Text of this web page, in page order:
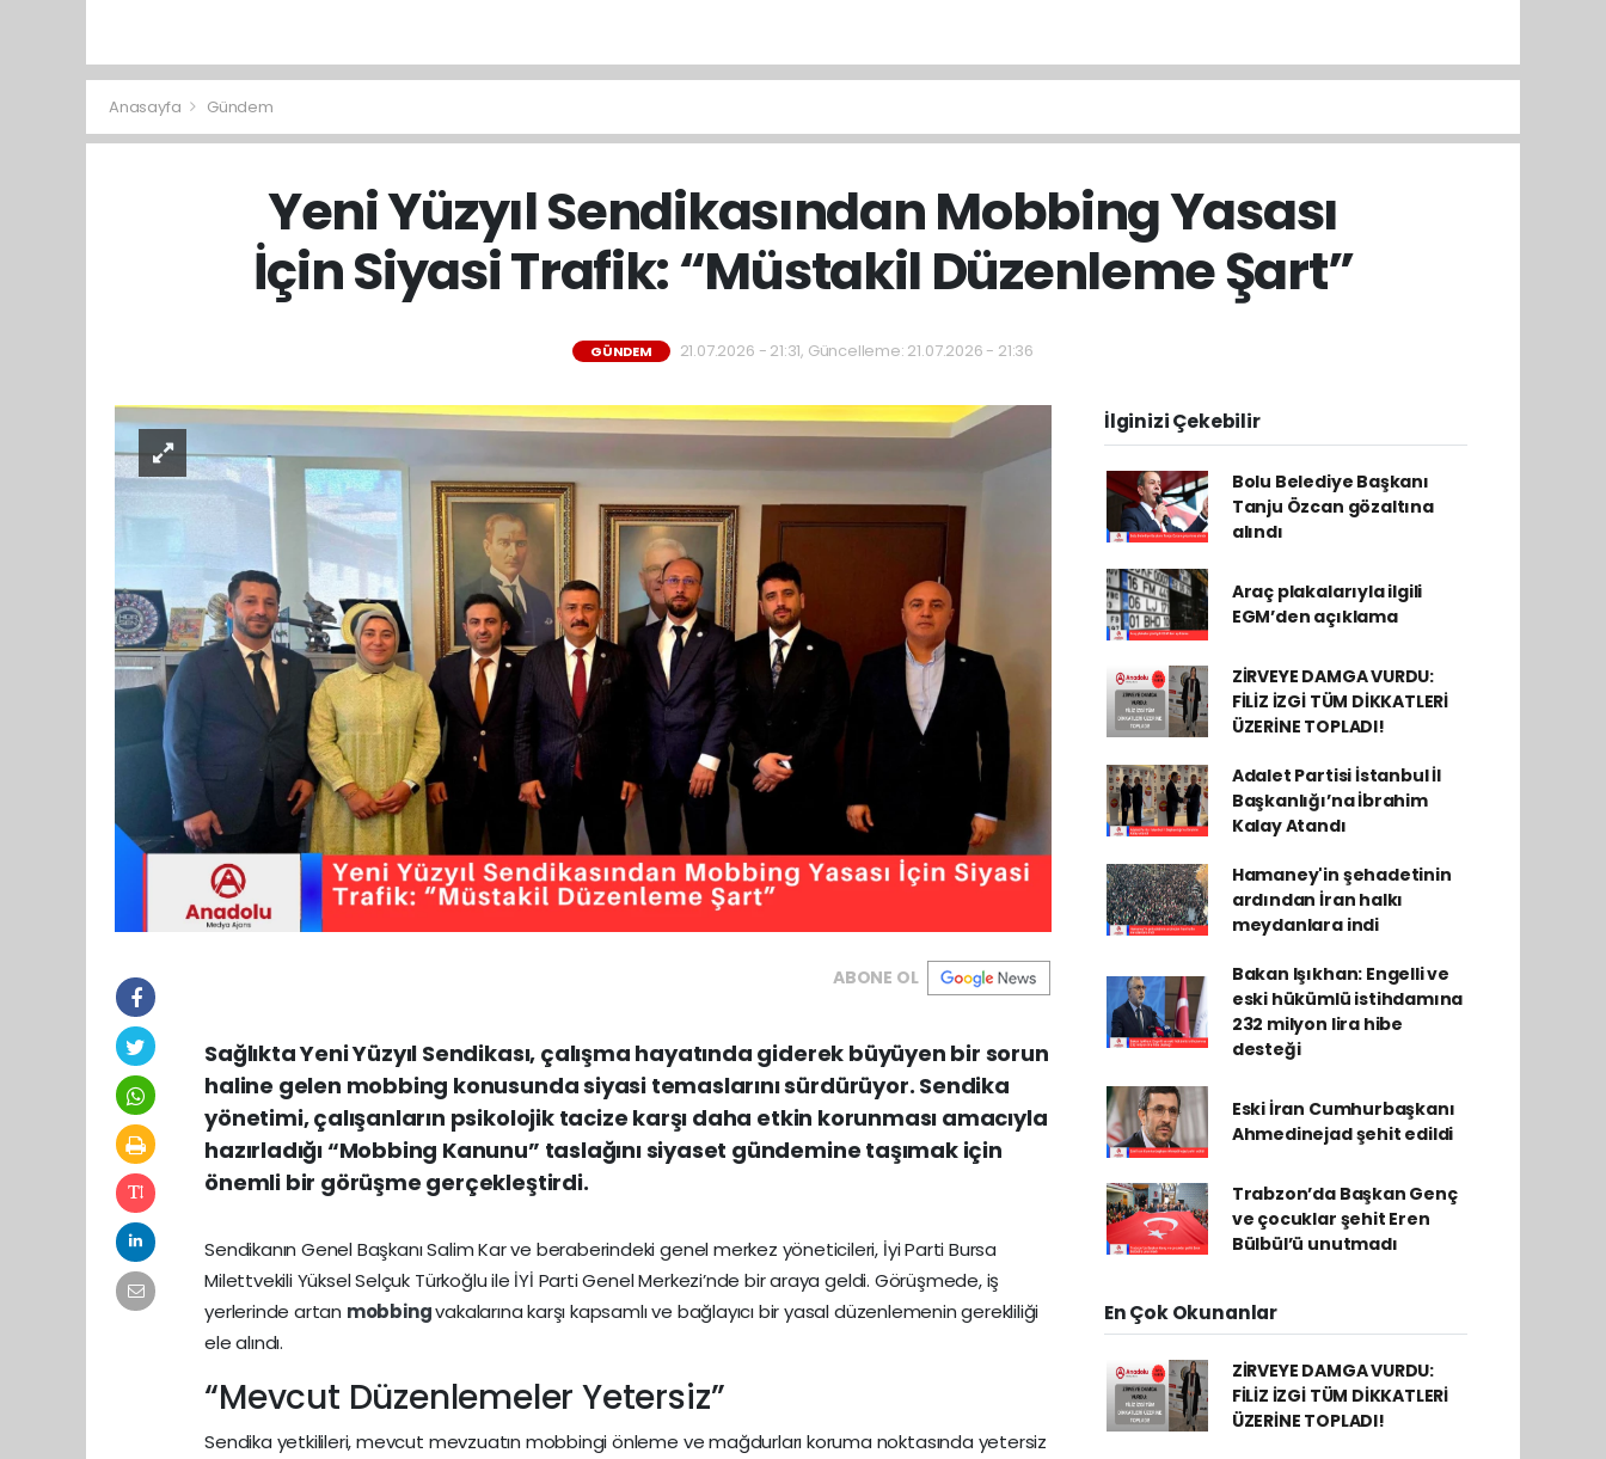
Anasayfa Gündem
Yeni Yüzyıl Sendikasından Mobbing Yasası
İçin Siyasi Trafik: “Müstakil Düzenleme Şart”
GÜNDEM 21.07.2026 - 21:31, Güncelleme: 21.07.2026 - 21:36
ABONE OL
Sağlıkta Yeni Yüzyıl Sendikası, çalışma hayatında giderek büyüyen bir sorun
haline gelen mobbing konusunda siyasi temaslarını sürdürüyor. Sendika
yönetimi, çalışanların psikolojik tacize karşı daha etkin korunması amacıyla
hazırladığı “Mobbing Kanunu” taslağını siyaset gündemine taşımak için
önemli bir görüşme gerçekleştirdi.
Sendikanın Genel Başkanı Salim Kar ve beraberindeki genel merkez yöneticileri, İyi Parti Bursa
Milettvekili Yüksel Selçuk Türkoğlu ile İYİ Parti Genel Merkezi’nde bir araya geldi. Görüşmede, iş
yerlerinde artan mobbingvakalarına karşı kapsamlı ve bağlayıcı bir yasal düzenlemenin gerekliliği
ele alındı.
“Mevcut Düzenlemeler Yetersiz”
Sendika yetkilileri, mevcut mevzuatın mobbingi önleme ve mağdurları koruma noktasında yetersiz
İlginizi Çekebilir
Bolu Belediye Başkanı
Tanju Özcan gözaltına
alındı
Araç plakalarıyla ilgili
EGM’den açıklama
ZİRVEYE DAMGA VURDU:
FİLİZ İZGİ TÜM DİKKATLERİ
ÜZERİNE TOPLADI!
Adalet Partisi İstanbul İl
Başkanlığı’na İbrahim
Kalay Atandı
Hamaney'in şehadetinin
ardından İran halkı
meydanlara indi
Bakan Işıkhan: Engelli ve
eski hükümlü istihdamına
232 milyon lira hibe
desteği
Eski İran Cumhurbaşkanı
Ahmedinejad şehit edildi
Trabzon’da Başkan Genç
ve çocuklar şehit Eren
Bülbül’ü unutmadı
En Çok Okunanlar
ZİRVEYE DAMGA VURDU:
FİLİZ İZGİ TÜM DİKKATLERİ
ÜZERİNE TOPLADI!